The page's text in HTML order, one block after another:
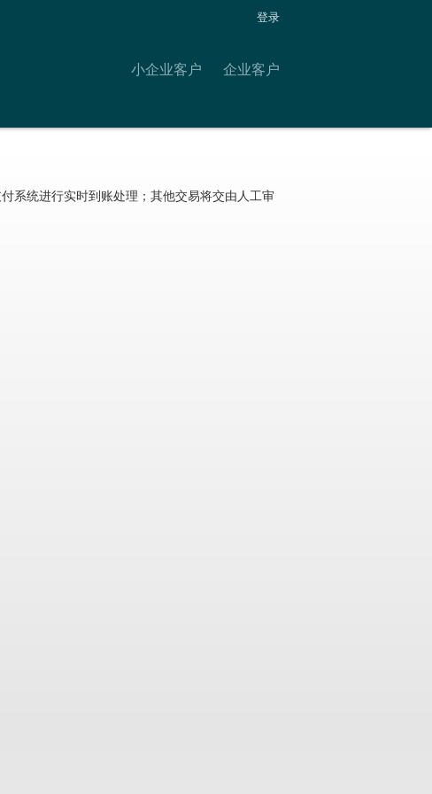
登录
小企业客户 企业客户
系统进行实时到账处理；其他交易将交由人工审